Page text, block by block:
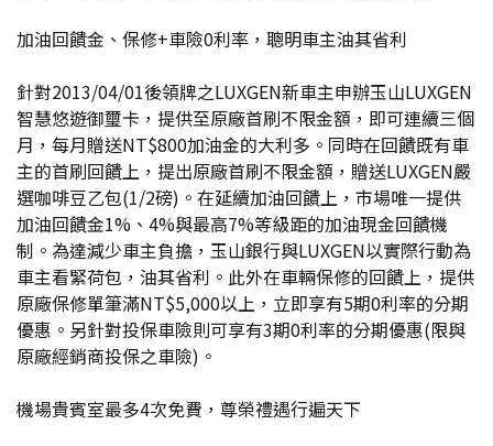
加油回饋金、保修+車險0利率，聰明車主油其省利
針對2013/04/01後領牌之LUXGEN新車主申辦玉山LUXGEN
智慧悠遊御璽卡，提供至原廠首刷不限金額，即可連續三個
月，每月贈送NT$800加油金的大利多。同時在回饋既有車
主的首刷回饋上，提出原廠首刷不限金額，贈送LUXGEN嚴
選咖啡豆乙包(1/2磅)。在延續加油回饋上，市場唯一提供
加油回饋金1%、4%與最高7%等級距的加油現金回饋機
制。為達減少車主負擔，玉山銀行與LUXGEN以實際行動為
車主看緊荷包，油其省利。此外在車輛保修的回饋上，提供
原廠保修單筆滿NT$5,000以上，立即享有5期0利率的分期
優惠。另針對投保車險則可享有3期0利率的分期優惠(限與
原廠經銷商投保之車險)。
機場貴賓室最多4次免費，尊榮禮遇行遍天下